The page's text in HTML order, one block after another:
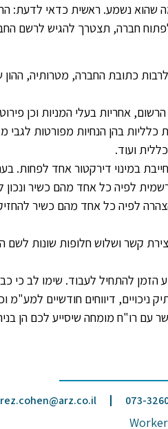
שהוא נשמע. ראשית כדאי לדעת:
חברה, תצטרך להגיש לרשם
כתובת החברה, מטרותיה,
אחריות בעלי המניות וכן
כלליות בהן הנחיות מפורטות לגבי
ועוד.
במינוי דירקטור אחד
לפיה כל אחד מהם כשיר ונכון
לפיה כל אחד מהם כשיר
קשר ושלוש חלופות שונות
הזמן להתחיל לעבוד. שימו לב כי
דיווחים חודשיים למע"מ
רו"ח מומחה שיסייע לכם הן